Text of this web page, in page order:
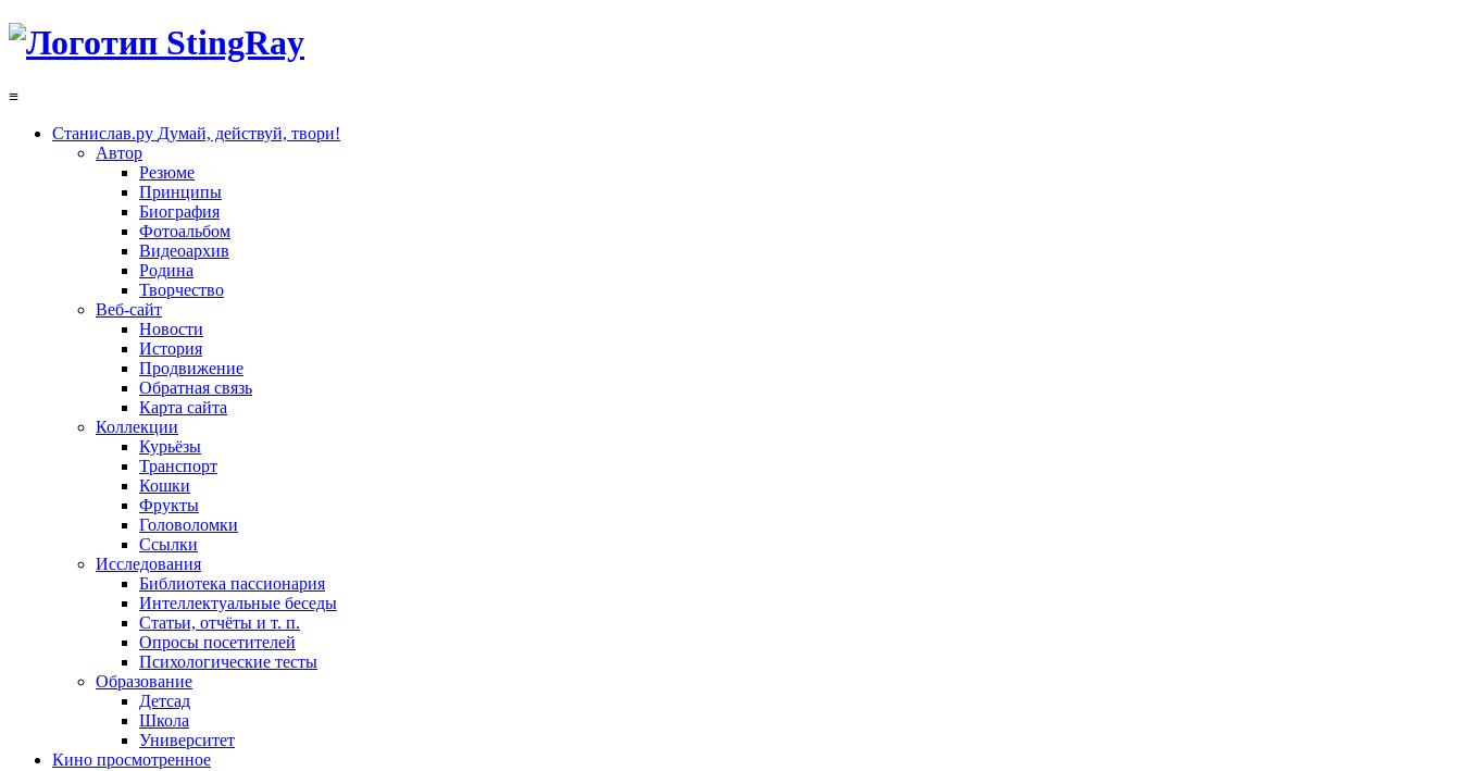
≡
Станислав.ру Думай, действуй, твори!
Автор
Резюме
Принципы
Биография
Фотоальбом
Видеоархив
Родина
Творчество
Веб-сайт
Новости
История
Продвижение
Обратная связь
Карта сайта
Коллекции
Курьёзы
Транспорт
Кошки
Фрукты
Головоломки
Ссылки
Исследования
Библиотека пассионария
Интеллектуальные беседы
Статьи, отчёты и т. п.
Опросы посетителей
Психологические тесты
Образование
Детсад
Школа
Университет
Кино просмотренное